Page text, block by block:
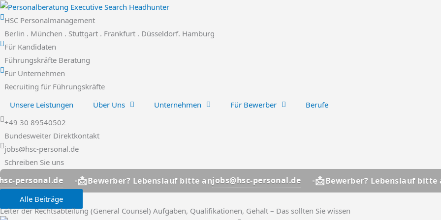
Zum
Inhalt
springen
HSC Personalmanagement
Berlin . München . Stuttgart . Frankfurt . Düsseldorf. Hamburg
Für Kandidaten
Führungskräfte Beratung
Für Unternehmen
Recruiting für Führungskräfte
Unsere Leistungen
Über Uns Unternehmen Für Bewerber
Berufe
+49 30 89540502
Bundesweiter Direktkontakt
jobs@hsc-personal.de
Schreiben Sie uns
📩Bewerber? Lebenslauf bitte anjobs@hsc-personal.de 📩Bewerber? Lebenslauf bitte anjobs@hsc-
Alle Beiträge
Leiter der Rechtsabteilung (General Counsel) Aufgaben, Qualifikationen, Gehalt – Das sollten Sie wissen